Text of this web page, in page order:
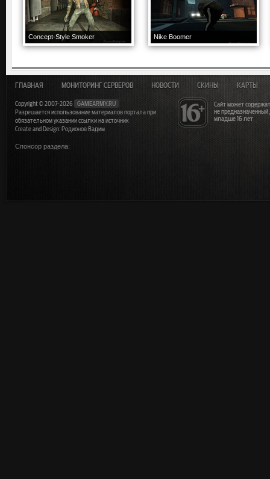
Concept-Style Smoker Nike Boomer
Сайт может
не
младше 16 лет
ГЛАВНАЯ МОНИТОРИНГ СЕРВЕРОВ НОВОСТИ СКИНЫ КАРТЫ
Copyright © 2007-2026
GAMEARMY.RU
Разрешается использование материалов портала при
обязательном указании ссылки на источник
Create and Design: Родионов Вадим
Спонсор раздела: